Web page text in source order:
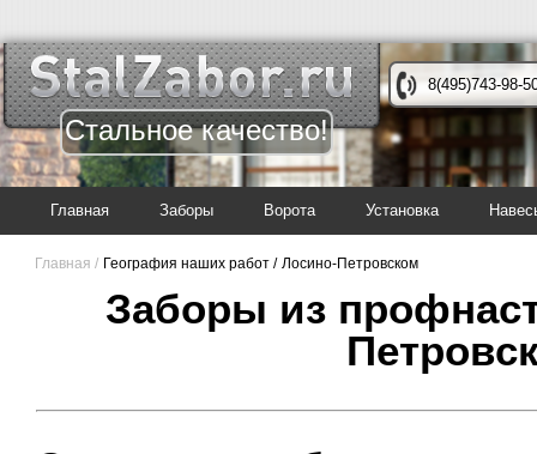
Стальное качество!
8(495)743-98-
Главная Заборы Ворота Установка
Главная / География наших работ / Лосино-Петровском
Заборы из